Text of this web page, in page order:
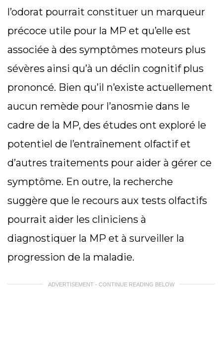
l’odorat pourrait constituer un marqueur
précoce utile pour la MP et qu’elle est
associée à des symptômes moteurs plus
sévères ainsi qu’à un déclin cognitif plus
prononcé. Bien qu’il n’existe actuellement
aucun remède pour l’anosmie dans le
cadre de la MP, des études ont exploré le
potentiel de l’entraînement olfactif et
d’autres traitements pour aider à gérer ce
symptôme. En outre, la recherche
suggère que le recours aux tests olfactifs
pourrait aider les cliniciens à
diagnostiquer la MP et à surveiller la
progression de la maladie.
ADVERTISEMENT - CONTINUE READING BELOW